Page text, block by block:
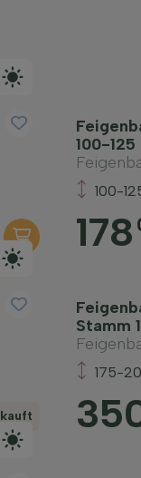
100-125
100-
178
Stamm
175-